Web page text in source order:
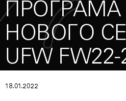
ПРОГРАМА
НОВОГО
UFW FW22-
18.01.2022